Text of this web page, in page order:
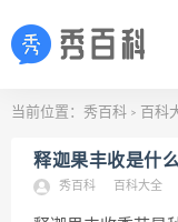
当前位置： 秀百科 > 百科
释迦果丰收是什
秀百科 百科大全